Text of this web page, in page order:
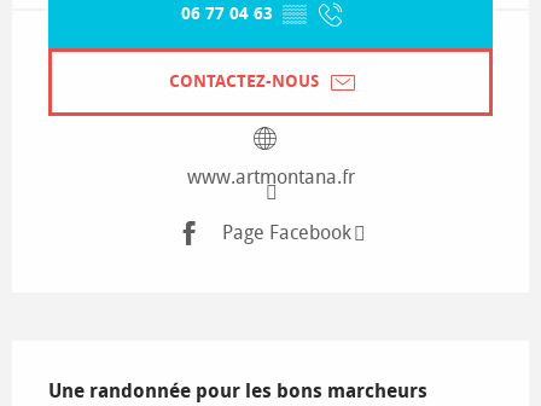
06 77 04 63 ▒▒
CONTACTEZ-NOUS
www.artmontana.fr
Page Facebook
Une randonnée pour les bons marcheurs